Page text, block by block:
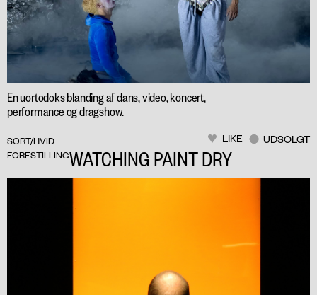
En uortodoks blanding af dans, video, koncert,
performance og dragshow.
SORT/HVID LIKE UDSOLGT
FORESTILLINGWATCHING PAINT DRY